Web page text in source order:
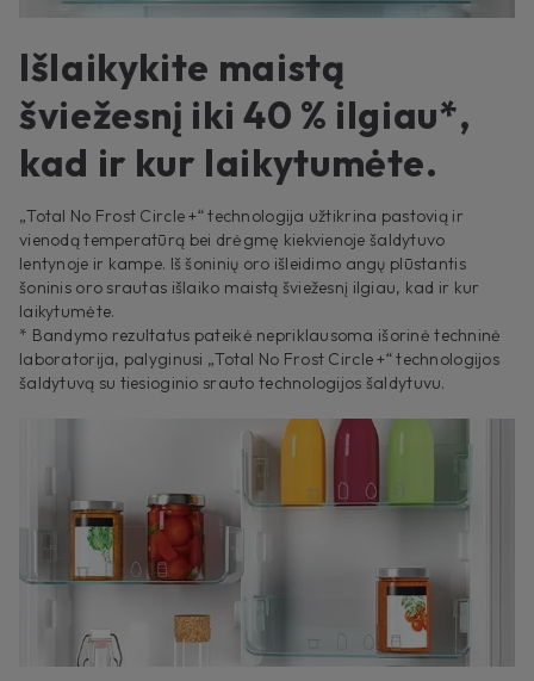
Išlaikykite maistą
šviežesnį iki 40 % ilgiau*,
kad ir kur laikytumėte.
„Total No Frost Circle +“ technologija užtikrina pastovią ir
vienodą temperatūrą bei drėgmę kiekvienoje šaldytuvo
lentynoje ir kampe. Iš šoninių oro išleidimo angų plūstantis
šoninis oro srautas išlaiko maistą šviežesnį ilgiau, kad ir kur
laikytumėte.
* Bandymo rezultatus pateikė nepriklausoma išorinė techninė
laboratorija, palyginusi „Total No Frost Circle +“ technologijos
šaldytuvą su tiesioginio srauto technologijos šaldytuvu.